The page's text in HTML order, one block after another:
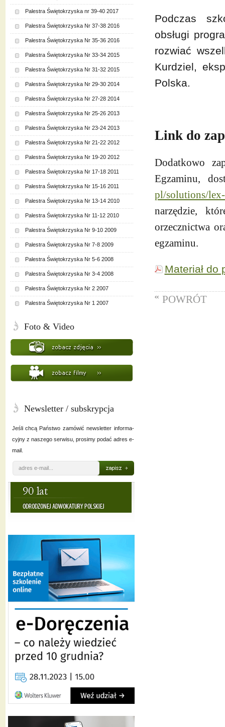
Podczas
obsługi
rozwiać
Kurdziel,
Polska.
Link do
Dodatkowo
Egzaminu,
pl/solutions/
narzędzie,
orzecznictwa
egzaminu.
Materiał do
POWRÓT
Palestra Świętokrzyska nr 39-40 2017
Palestra Świętokrzyska Nr 37-38 2016
Palestra Świętokrzyska Nr 35-36 2016
Palestra Świętokrzyska Nr 33-34 2015
Palestra Świętokrzyska Nr 31-32 2015
Palestra Świętokrzyska Nr 29-30 2014
Palestra Świętokrzyska Nr 27-28 2014
Palestra Świętokrzyska Nr 25-26 2013
Palestra Świętokrzyska Nr 23-24 2013
Palestra Świętokrzyska Nr 21-22 2012
Palestra Świętokrzyska Nr 19-20 2012
Palestra Świętokrzyska Nr 17-18 2011
Palestra Świętokrzyska Nr 15-16 2011
Palestra Świętokrzyska Nr 13-14 2010
Palestra Świętokrzyska Nr 11-12 2010
Palestra Świętokrzyska Nr 9-10 2009
Palestra Świętokrzyska Nr 7-8 2009
Palestra Świętokrzyska Nr 5-6 2008
Palestra Świętokrzyska Nr 3-4 2008
Palestra Świętokrzyska Nr 2 2007
Palestra Świętokrzyska Nr 1 2007
Foto & Video
Newsletter / subskrypcja
Jeśli chcą Państwo zamówić newsletter informa-
cyjny z naszego serwisu, prosimy podać adres e-
mail.